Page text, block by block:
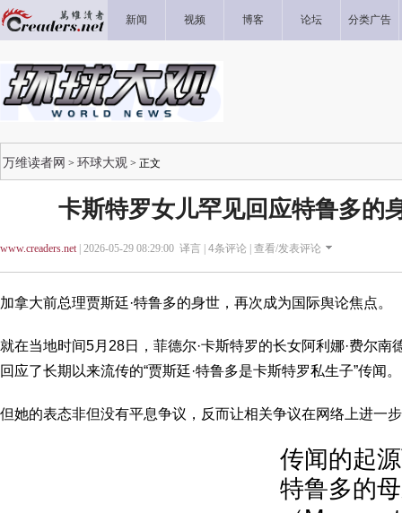
新闻 视频 博客 论坛 分类广告
万维读者网 > 环球大观 > 正文
卡斯特罗女儿罕见回应特鲁多的
www.creaders.net| 2026-05-29 08:29:00 译言 | 4条评论 | 查看/发表评论
加拿大前总理贾斯廷·特鲁多的身世，再次成为国际舆论焦点。
就在当地时间5月28日，菲德尔·卡斯特罗的长女阿利娜·费尔
回应了长期以来流传的“贾斯廷·特鲁多是卡斯特罗私生子”传闻。
但她的表态非但没有平息争议，反而让相关争议在网络上进一
传闻的起
特鲁多的